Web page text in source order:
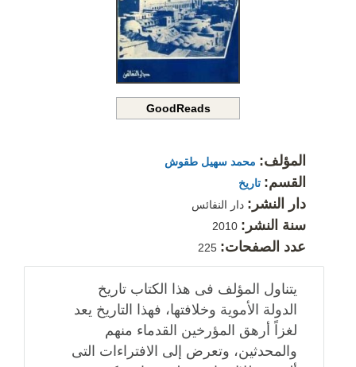
GoodReads
المؤلف: محمد سهيل طقوش
القسم: تاريخ
دار النشر: دار النفائس
سنة النشر:
عدد الصفحات:
يتناول المؤلف فى هذا الكتاب تاريخ
الدولة الأموية وخلافتها، فهذا التاريخ يعد
لغزاً أرهق المؤرخين القدماء منهم
والمحدثين، وتعرض إلى الافتراءات التى